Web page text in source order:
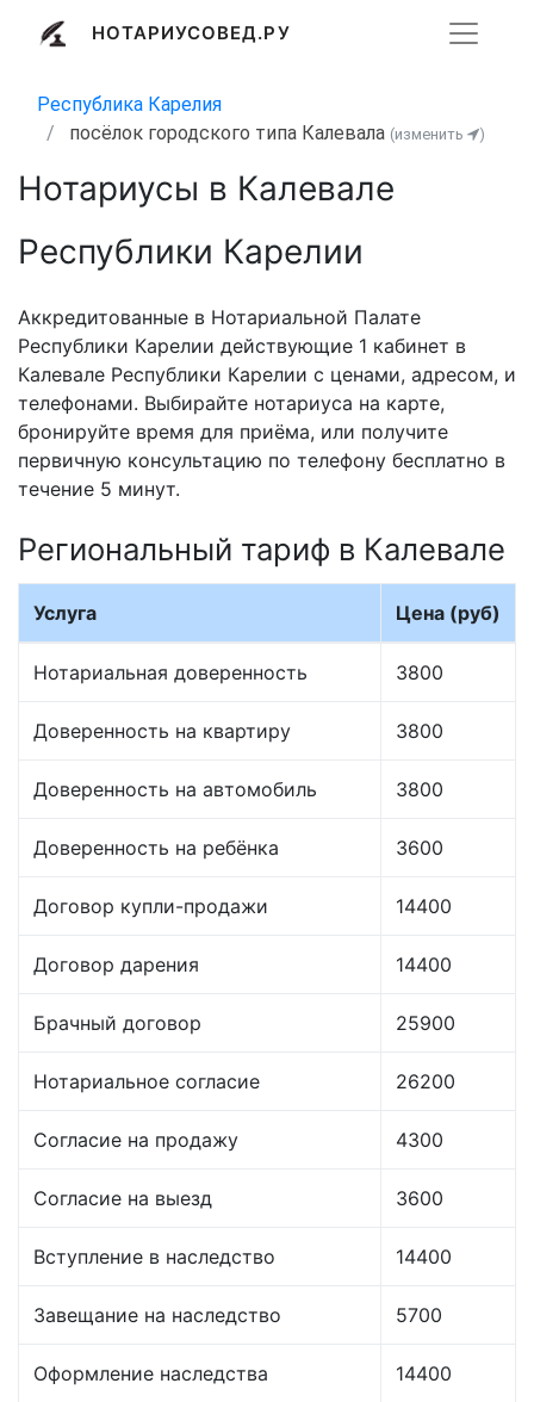
НОТАРИУСОВЕД.РУ
Республика Карелия
посёлок городского типа Калевала (изменить )
Нотариусы в Калевале
Республики Карелии
Аккредитованные в Нотариальной Палате
Республики Карелии действующие 1 кабинет в
Калевале Республики Карелии с ценами, адресом, и
телефонами. Выбирайте нотариуса на карте,
бронируйте время для приёма, или получите
первичную консультацию по телефону бесплатно в
течение 5 минут.
Региональный тариф в Калевале
Услуга Цена (руб)
Нотариальная доверенность 3800
Доверенность на квартиру 3800
Доверенность на автомобиль 3800
Доверенность на ребёнка 3600
Договор купли-продажи 14400
Договор дарения 14400
Брачный договор 25900
Нотариальное согласие 26200
Согласие на продажу 4300
Согласие на выезд 3600
Вступление в наследство 14400
Завещание на наследство 5700
Оформление наследства 14400